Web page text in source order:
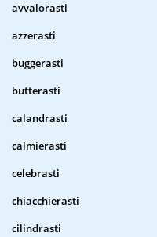
avvalorasti
azzerasti
buggerasti
butterasti
calandrasti
calmierasti
celebrasti
chiacchierasti
cilindrasti